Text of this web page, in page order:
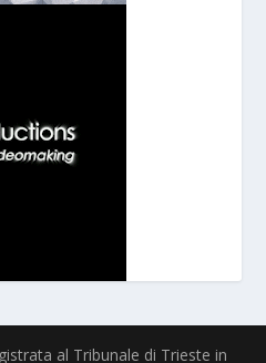
al Tribunale di Trieste in